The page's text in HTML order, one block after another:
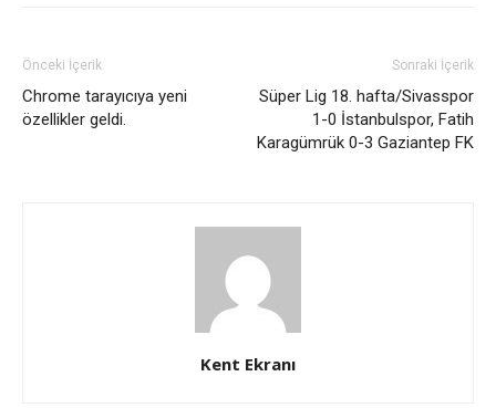
Önceki İçerik
Chrome tarayıcıya yeni
özellikler geldi.
Sonraki İçerik
Süper Lig 18. hafta/Sivasspor
1-0 İstanbulspor, Fatih
Karagümrük 0-3 Gaziantep FK
Kent Ekranı